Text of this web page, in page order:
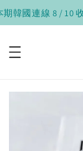
韓國連線 8 / 10 收